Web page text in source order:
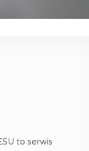
to serwis